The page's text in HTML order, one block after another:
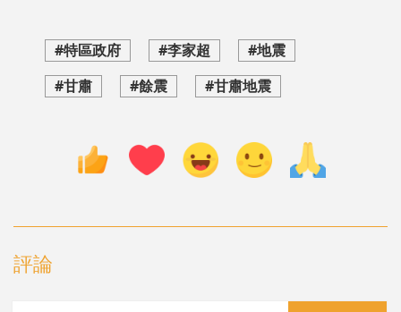
#特區政府 #李家超
#地震
#甘肅
#餘震 #甘肅地震
評論